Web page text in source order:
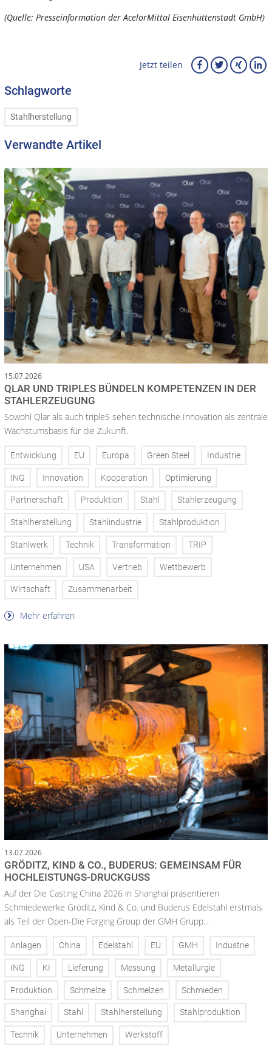
(Quelle: Presseinformation der AcelorMittal Eisenhüttenstadt GmbH)
Jetzt teilen
Schlagworte
Stahlherstellung
Verwandte Artikel
15.07.2026
QLAR UND TRIPLES BÜNDELN KOMPETENZEN IN DER
STAHLERZEUGUNG
Sowohl Qlar als auch tripleS sehen technische Innovation als zentrale
Wachstumsbasis für die Zukunft.
Entwicklung EU Europa Green Steel Industrie
ING Innovation Kooperation Optimierung
Partnerschaft Produktion Stahl Stahlerzeugung
Stahlherstellung Stahlindustrie Stahlproduktion
Stahlwerk Technik Transformation TRIP
Unternehmen USA Vertrieb Wettbewerb
Wirtschaft Zusammenarbeit
Mehr erfahren
13.07.2026
GRÖDITZ, KIND & CO., BUDERUS: GEMEINSAM FÜR
HOCHLEISTUNGS-DRUCKGUSS
Auf der Die Casting China 2026 in Shanghai präsentieren
Schmiedewerke Gröditz, Kind & Co. und Buderus Edelstahl erstmals
als Teil der Open-Die Forging Group der GMH Grupp...
Anlagen China Edelstahl EU GMH Industrie
ING KI Lieferung Messung Metallurgie
Produktion Schmelze Schmelzen Schmieden
Shanghai Stahl Stahlherstellung Stahlproduktion
Technik Unternehmen Werkstoff